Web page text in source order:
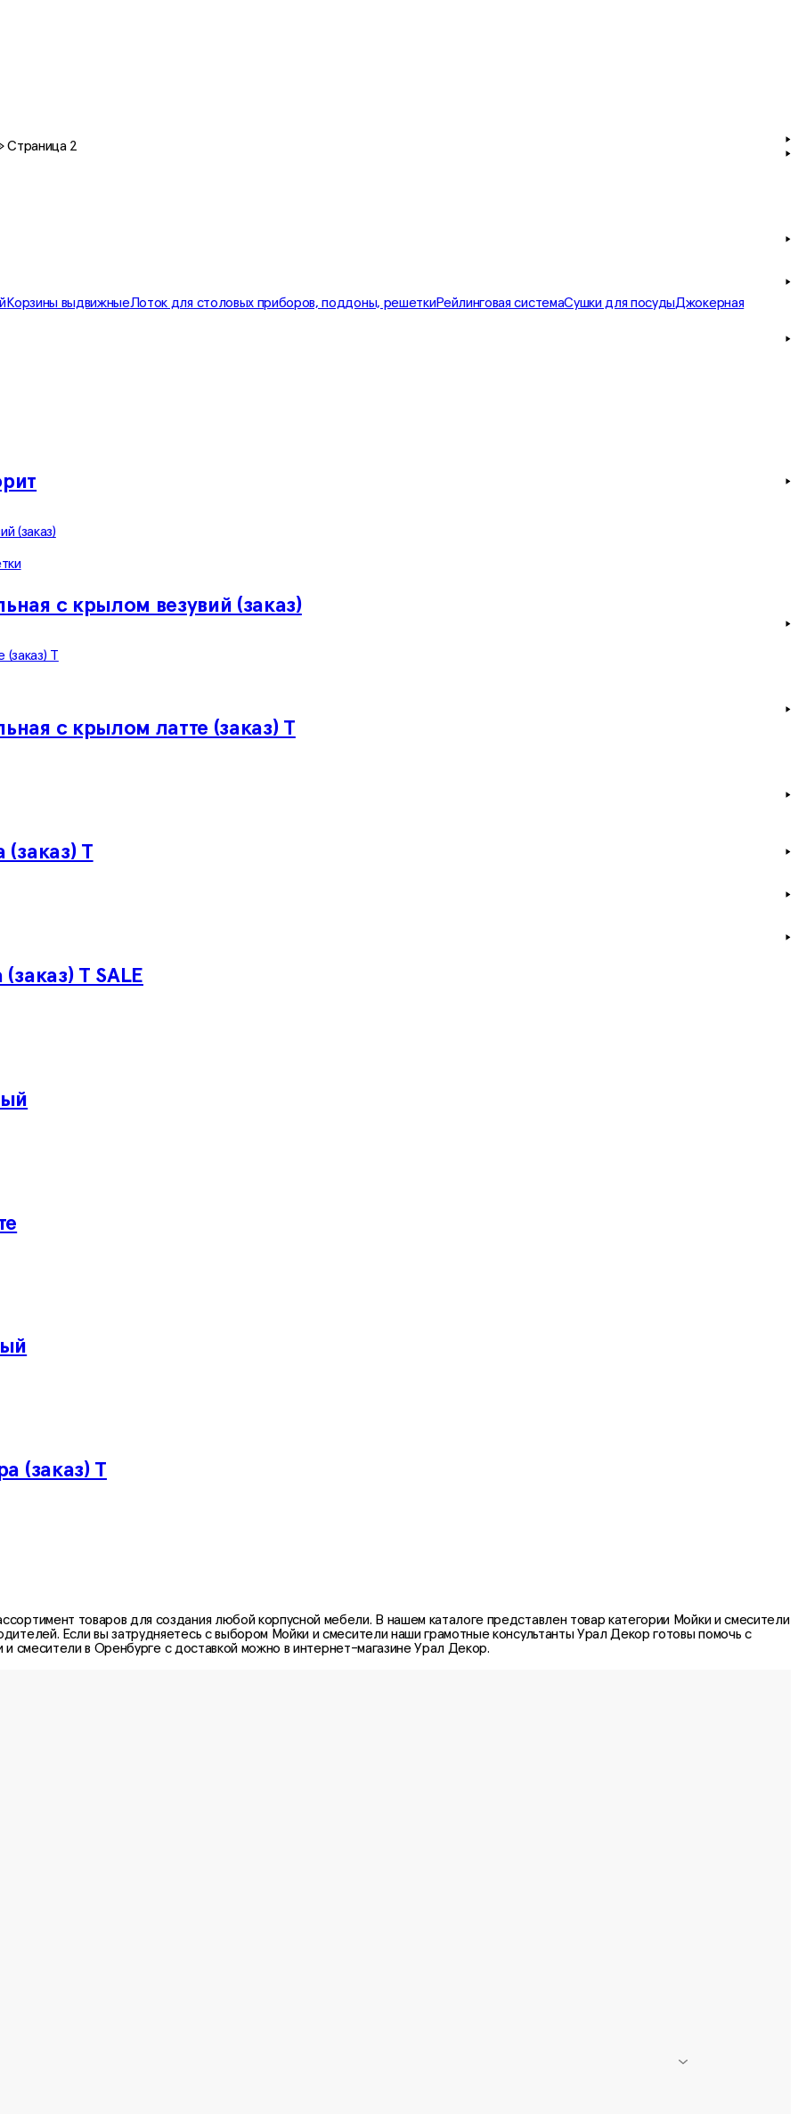
Страница 2
Корзины выдвижныеЛоток для столовых приборов, поддоны, решеткиРейлинговая системаСушки для посудыДжокерная
с крылом везувий (заказ)
с крылом латте (заказ) Т
(заказ) Т
Т SALE
(заказ) Т
товаров для создания любой корпусной мебели. В нашем каталоге представлен товар категории Мойки и смесители
Если вы затрудняетесь с выбором Мойки и смесителинаши грамотные консультанты Урал Декор готовы помочь с
и смесителив Оренбурге с доставкой можно в интернет-магазине Урал Декор.